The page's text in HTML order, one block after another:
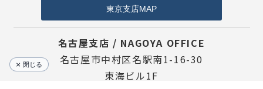
東京支店MAP
名古屋支店 / NAGOYA OFFICE
名古屋市中村区名駅南1-16-30
東海ビル1F
閉じる